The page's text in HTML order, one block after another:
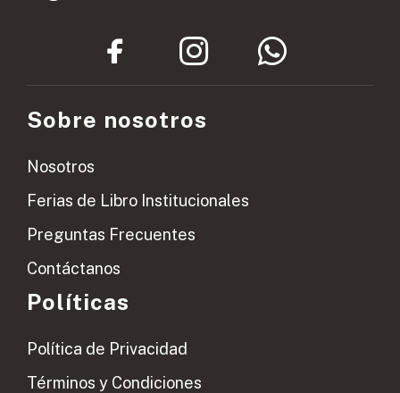
Sobre nosotros
Nosotros
Ferias de Libro Institucionales
Preguntas Frecuentes
Contáctanos
Políticas
Política de Privacidad
Términos y Condiciones